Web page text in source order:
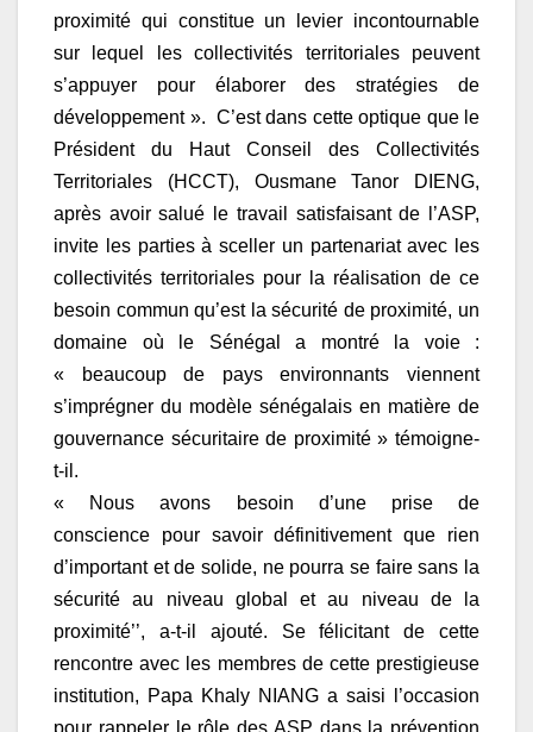
proximité qui constitue un levier incontournable
sur lequel les collectivités territoriales peuvent
s’appuyer pour élaborer des stratégies de
développement ». C’est dans cette optique que le
Président du Haut Conseil des Collectivités
Territoriales (HCCT), Ousmane Tanor DIENG,
après avoir salué le travail satisfaisant de l’ASP,
invite les parties à sceller un partenariat avec les
collectivités territoriales pour la réalisation de ce
besoin commun qu’est la sécurité de proximité, un
domaine où le Sénégal a montré la voie :
« beaucoup de pays environnants viennent
s’imprégner du modèle sénégalais en matière de
gouvernance sécuritaire de proximité » témoigne-
t-il.
« Nous avons besoin d’une prise de
conscience pour savoir définitivement que rien
d’important et de solide, ne pourra se faire sans la
sécurité au niveau global et au niveau de la
proximité’’, a-t-il ajouté. Se félicitant de cette
rencontre avec les membres de cette prestigieuse
institution, Papa Khaly NIANG a saisi l’occasion
pour rappeler le rôle des ASP dans la prévention